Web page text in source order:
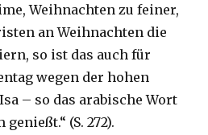
Weihnachten zu feiner,
an Weihnachten die
so ist das auch für
wegen der hohen
– so das arabische Wort
(S. 272).